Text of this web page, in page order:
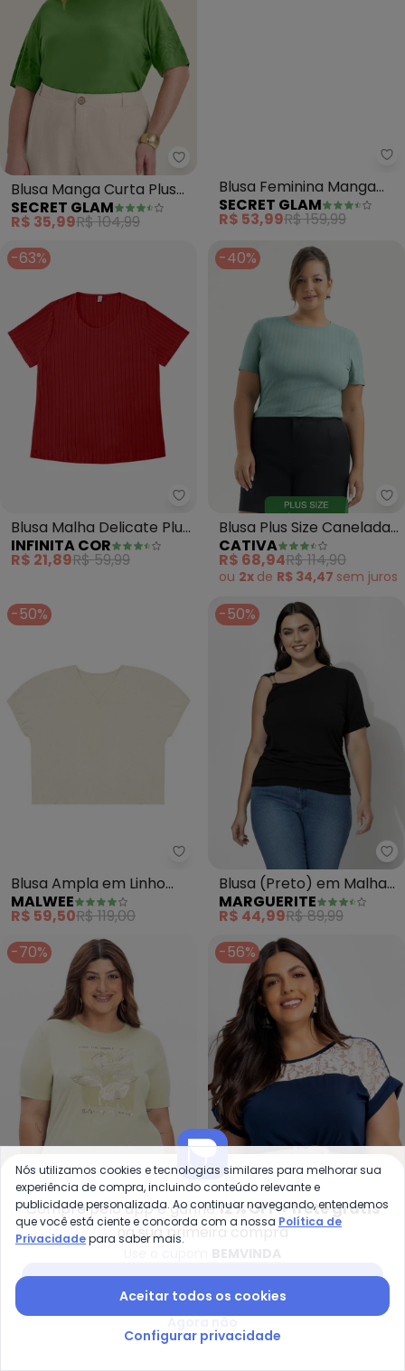
Secret Glam - Blusa Manga
Blusa Manga Curta Plus
Size (Verde)
SECRET GLAM
R$ 35,99R$ 104,99
Blusa Feminina Manga
Curta (Marrom)
SECRET GLAM
R$ 53,99R$ 159,99
-63%
Infinita Cor - Blusa Malha
Blusa Malha Delicate Plus
(Laranja)
INFINITA COR
R$ 21,89R$ 59,99
-40%
Blusa Plus Size Canelada
(Verde Claro)
CATIVA
R$ 68,94R$ 114,90
ou 2x de R$ 34,47 sem juros
-50%
Malwee - Blusa Ampla em
Blusa Ampla em Linho
Plus (Off White)
MALWEE
R$ 59,50R$ 119,00
-50%
Blusa (Preto) em Malha
de Viscose
MARGUERITE
R$ 44,99R$ 89,99
-70%
Secret Glam - Camiseta
Camiseta Feminina Plus
Size (Verde)
SECRET GLAM
-56%
Blusa (Azul Escuro) em
-30%
-60%
Compre pelo app e ganhe12% OFF + frete grátis
na sua primeira compra
Nós utilizamos cookies e tecnologias similares para melhorar sua
experiência de compra, incluindo conteúdo relevante e
publicidade personalizada. Ao continuar navegando, entendemos
que você está ciente e concorda com a nossa Política de
Privacidadepara saber mais.
Aceitar todos os cookies
Configurar privacidade